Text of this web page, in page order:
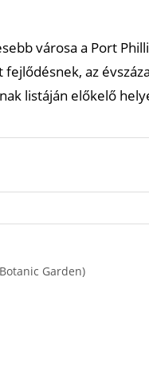
városa a Port
az
listáján előkelő
Garden)